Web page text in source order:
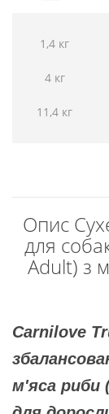
1,4 кг
4 кг
11,4 кг
Опис
для
Adult) з
Carnilove
м'яса риби